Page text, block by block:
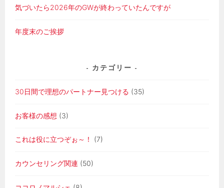
気づいたら2026年のGWが終わっていたんですが
年度末のご挨拶
カテゴリー
30日間で理想のパートナー見つける (35)
お客様の感想 (3)
これは役に立つぞぉ～！ (7)
カウンセリング関連 (50)